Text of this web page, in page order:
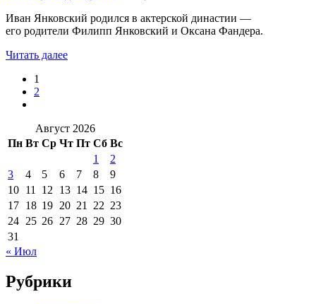
Иван Янковский родился в актерской династии —
его родители Филипп Янковский и Оксана Фандера.
Читать далее
1
2
Август 2026
Пн Вт Ср Чт Пт Сб Вс
1
2
3
4 5 6 7 8
9
10 11 12 13 14 15 16
17 18 19 20 21 22 23
24 25 26 27 28 29 30
31
« Июл
Рубрики